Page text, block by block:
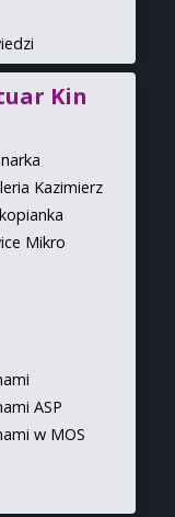
Kin
Kazimierz
Mikro
ASP
w MOS